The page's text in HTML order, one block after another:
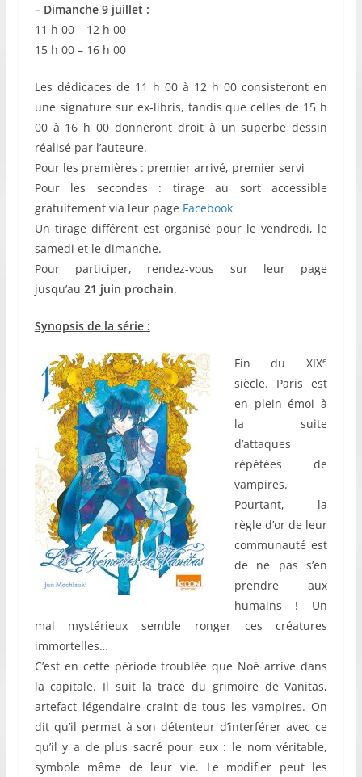
– Dimanche 9 juillet :
11 h 00 – 12 h 00
15 h 00 – 16 h 00
Les dédicaces de 11 h 00 à 12 h 00 consisteront en
une signature sur ex-libris, tandis que celles de 15 h
00 à 16 h 00 donneront droit à un superbe dessin
réalisé par l’auteure.
Pour les premières : premier arrivé, premier servi
Pour les secondes : tirage au sort accessible
gratuitement via leur page Facebook
Un tirage différent est organisé pour le vendredi, le
samedi et le dimanche.
Pour participer, rendez-vous sur leur page
jusqu’au 21 juin prochain.
Synopsis de la série :
Fin du XIXe
siècle. Paris est
en plein émoi à
la suite
d’attaques
répétées de
vampires.
Pourtant, la
règle d’or de leur
communauté est
de ne pas s’en
prendre aux
humains ! Un
mal mystérieux semble ronger ces créatures
immortelles…
C’est en cette période troublée que Noé arrive dans
la capitale. Il suit la trace du grimoire de Vanitas,
artefact légendaire craint de tous les vampires. On
dit qu’il permet à son détenteur d’interférer avec ce
qu’il y a de plus sacré pour eux : le nom véritable,
symbole même de leur vie. Le modifier peut les